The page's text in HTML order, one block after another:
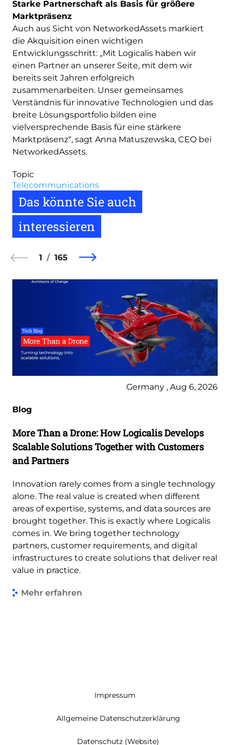
Starke Partnerschaft als Basis für größere
Marktpräsenz
Auch aus Sicht von NetworkedAssets markiert
die Akquisition einen wichtigen
Entwicklungsschritt: „Mit Logicalis haben wir
einen Partner an unserer Seite, mit dem wir
bereits seit Jahren erfolgreich
zusammenarbeiten. Unser gemeinsames
Verständnis für innovative Technologien und das
breite Lösungsportfolio bilden eine
vielversprechende Basis für eine stärkere
Marktpräsenz“, sagt Anna Matuszewska, CEO bei
NetworkedAssets.
Topic
Telecommunications
Das könnte Sie auch
interessieren
1 165
Germany , Aug 6, 2026
Blog
More Than a Drone: How Logicalis Develops
Scalable Solutions Together with Customers
and Partners
Innovation rarely comes from a single technology
alone. The real value is created when different
areas of expertise, systems, and data sources are
brought together. This is exactly where Logicalis
comes in. We bring together technology
partners, customer requirements, and digital
infrastructures to create solutions that deliver real
value in practice.
Mehr erfahren
Impressum
Allgemeine Datenschutzerklärung
Datenschutz (Website)